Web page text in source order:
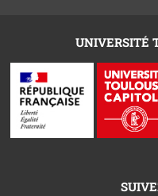
UNIVERSITÉ